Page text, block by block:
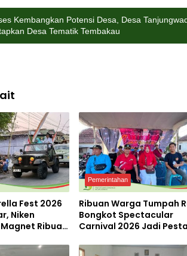
Kembangkan Potensi Desa, Desa
Desa Tematik Tembakau
Fest 2026
Niken
Ribuan
Pemerintahan
Ribuan Warga Tumpah
Bongkot Spectacular
Carnival 2026 Jadi Pesta
Peterongan